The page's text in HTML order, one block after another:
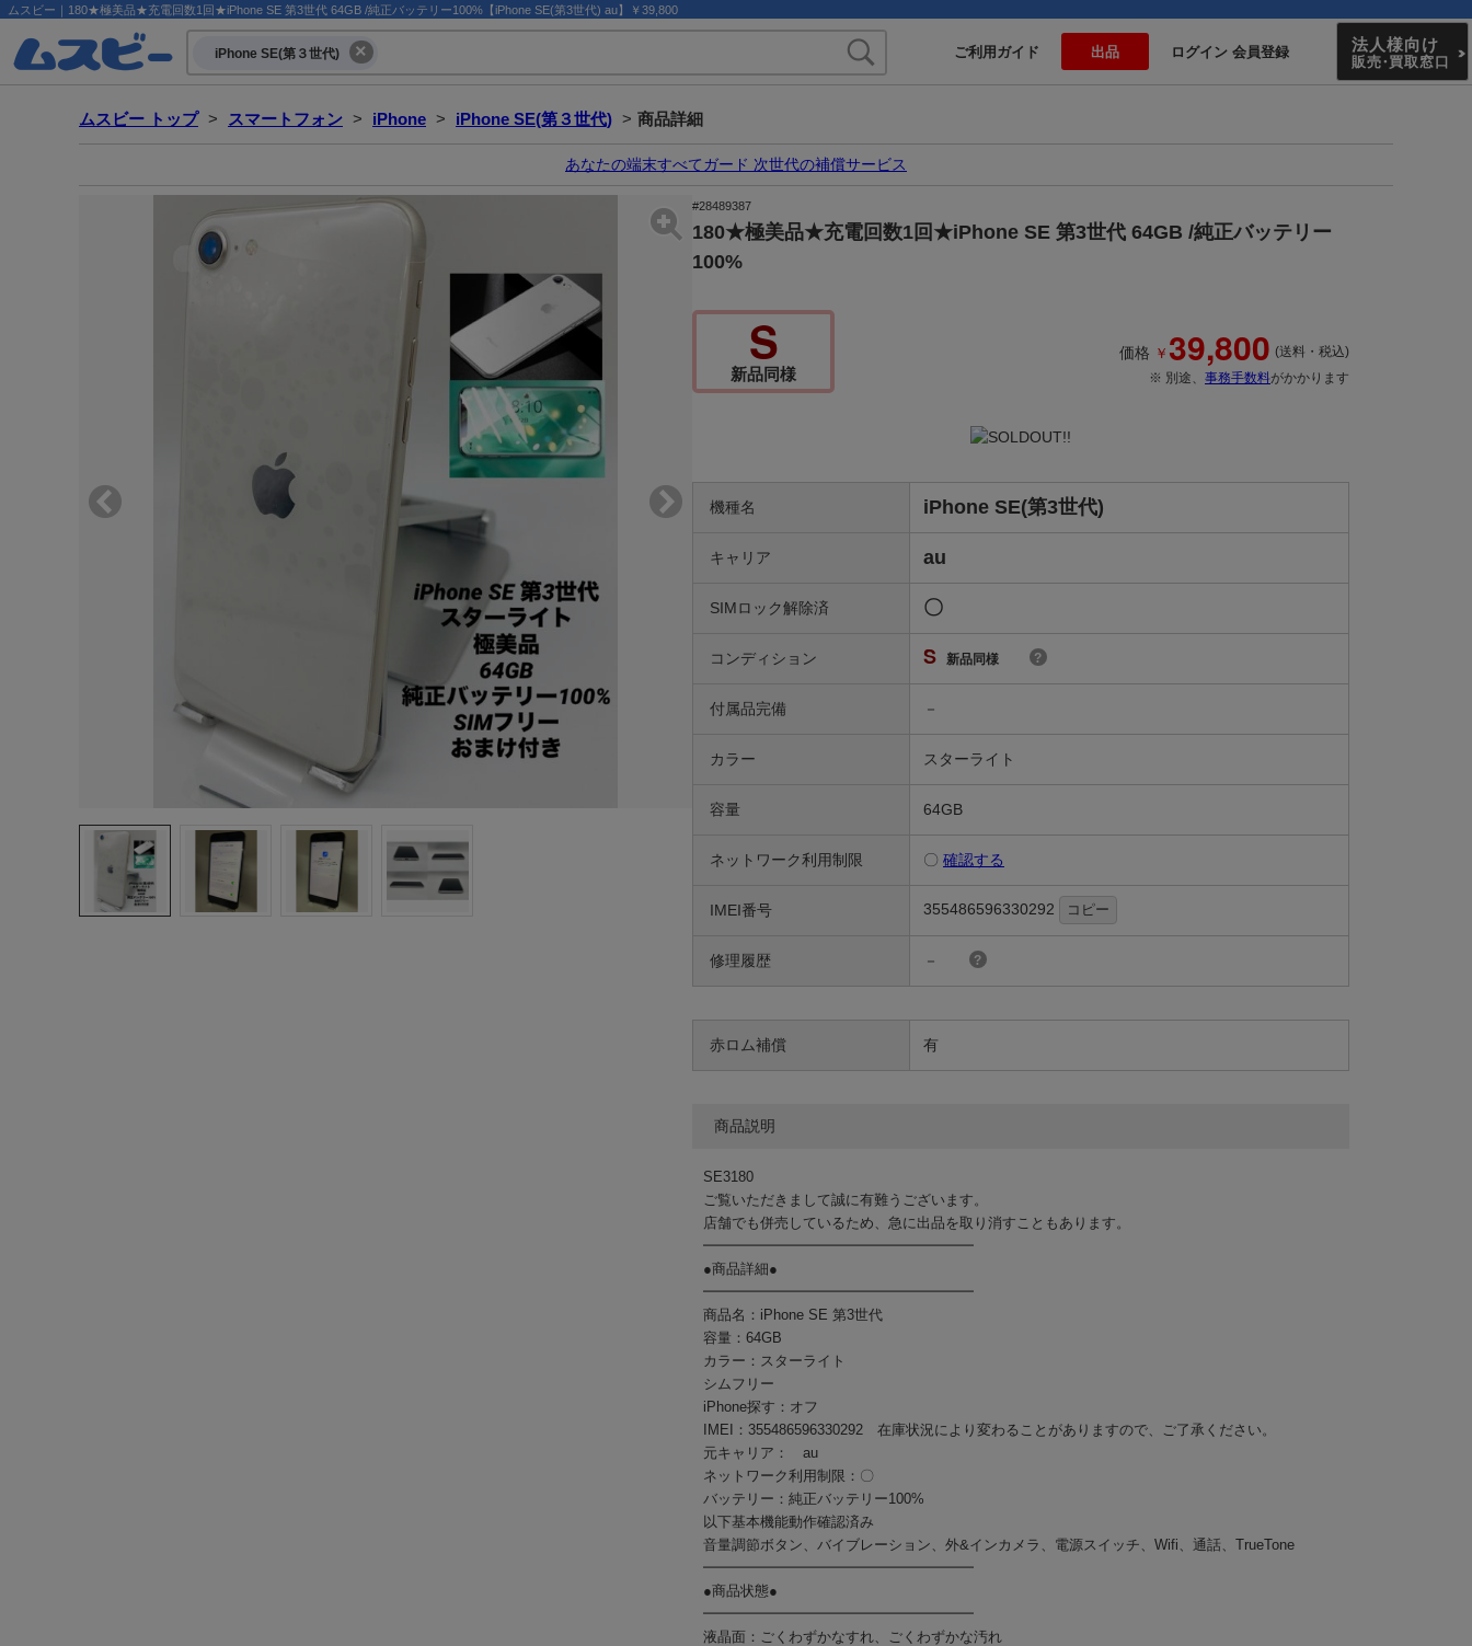
ムスビー｜180★極美品★充電回数1回★iPhone SE 第3世代 64GB /純正バッテリー100%【iPhone SE(第3世代) au】￥39,800
iPhone SE(第３世代) ご利用ガイド 出品 ログイン 会員登録 法人様向け
販売・買取窓口
ムスビー トップ > スマートフォン > iPhone > iPhone SE(第３世代) > 商品詳細
あなたの端末すべてガード 次世代の補償サービス
#28489387
180★極美品★充電回数1回★iPhone SE 第3世代 64GB /純正バッテリー
100%
S
新品同様
価格 ￥ 39,800 (送料・税込)
※ 別途、 事務手数料がかかります
機種名 iPhone SE(第3世代)
キャリア au
SIMロック解除済 〇
コンディション S 新品同様 ?
付属品完備 －
カラー スターライト
容量 64GB
ネットワーク利用制限 〇 確認する
IMEI番号 355486596330292 コピー
修理履歴 － ?
赤ロム補償 有
商品説明
SE3180
ご覧いただきまして誠に有難うございます。
店舗でも併売しているため、急に出品を取り消すこともあります。
━━━━━━━━━━━━━━━━━━━
●商品詳細●
━━━━━━━━━━━━━━━━━━━
商品名：iPhone SE 第3世代
容量：64GB
カラー：スターライト
シムフリー
iPhone探す：オフ
IMEI：355486596330292 在庫状況により変わることがありますので、ご了承ください。
元キャリア： au
ネットワーク利用制限：〇
バッテリー：純正バッテリー100%
以下基本機能動作確認済み
音量調節ボタン、バイブレーション、外&インカメラ、電源スイッチ、Wifi、通話、TrueTone
━━━━━━━━━━━━━━━━━━━
●商品状態●
━━━━━━━━━━━━━━━━━━━
液晶面：ごくわずかなすれ、ごくわずかな汚れ